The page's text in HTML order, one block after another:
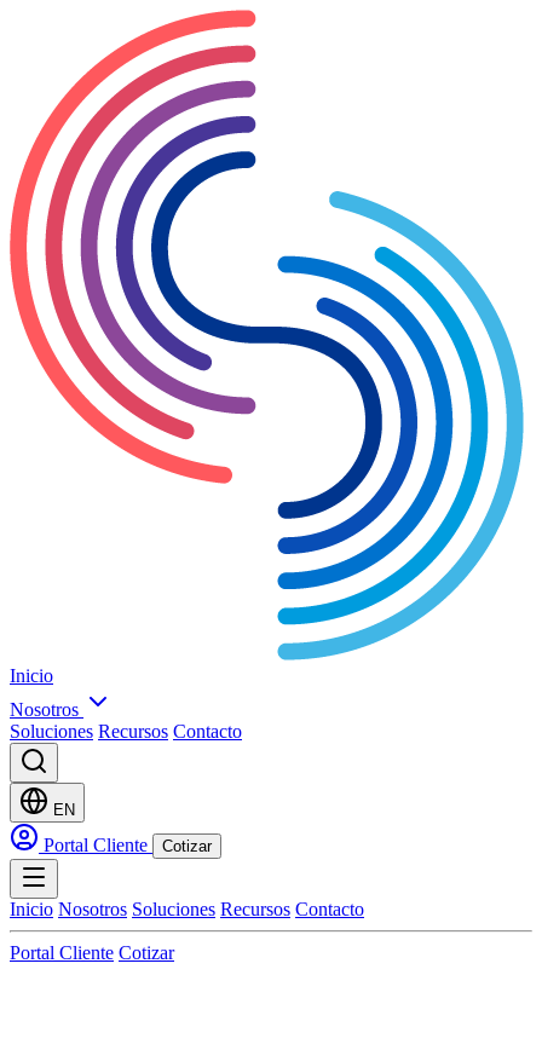
Inicio
Nosotros
Soluciones Recursos Contacto
EN
Portal Cliente Cotizar
Inicio Nosotros Soluciones Recursos Contacto
Portal Cliente Cotizar